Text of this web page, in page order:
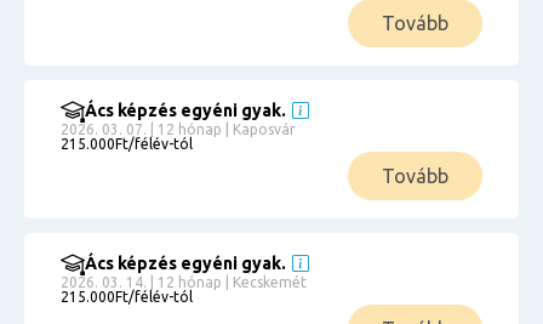
Tovább
Ács képzés egyéni gyak.
2026. 03. 07. | 12 hónap | Kaposvár
215.000Ft/félév-tól
Tovább
Ács képzés egyéni gyak.
2026. 03. 14. | 12 hónap | Kecskemét
215.000Ft/félév-tól